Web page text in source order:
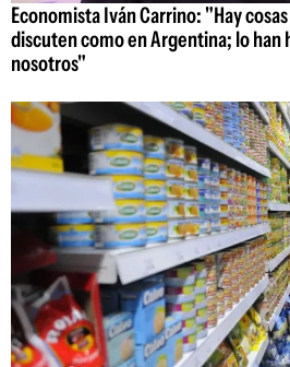
Economista Iván Carrino: "Hay
discuten como en Argentina; lo han
nosotros"